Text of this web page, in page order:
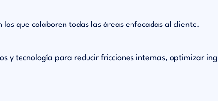
que colaboren todas las áreas enfocadas al cliente.
y tecnología para reducir fricciones internas, optimizar